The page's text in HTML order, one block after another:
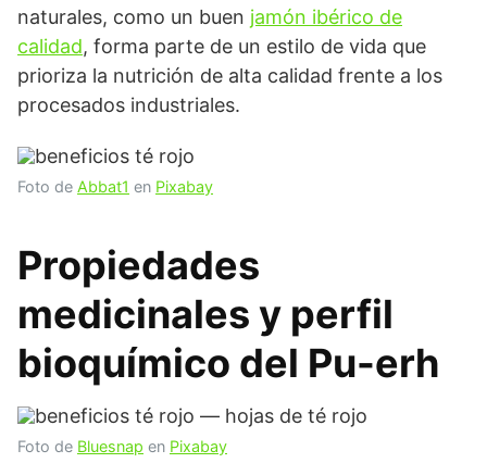
naturales, como un buen jamón ibérico de
calidad, forma parte de un estilo de vida que
prioriza la nutrición de alta calidad frente a los
procesados industriales.
Foto de Abbat1 en Pixabay
Propiedades
medicinales y perfil
bioquímico del Pu-erh
Foto de Bluesnap en Pixabay